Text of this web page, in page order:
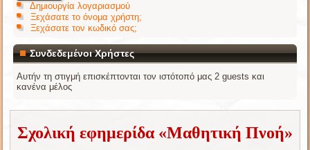
Δημιουργία λογαριασμού
Ξεχάσατε το όνομα χρήστη;
Ξεχάσατε τον κωδικό σας;
Συνδεδεμένοι Χρήστες
Αυτήν τη στιγμή επισκέπτονται τον ιστότοπό μας 2 guests και
κανένα μέλος
Σχολική εφημερίδα «Μαθητική Πνοή»